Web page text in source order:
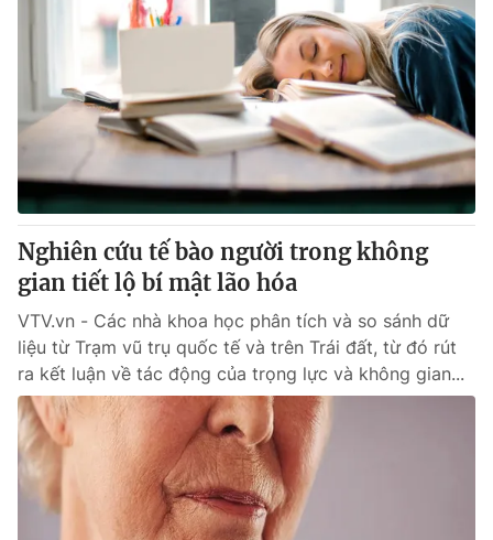
Giải sao mai
Chất lượng cuộc sống
Giáo dục
Học trực tuyến
Công nghệ
Hitech Công nghệ tương lai
Sản phẩm
Thị trường
Tư vấn
Giao lưu trực tuyến
Lịch phát sóng
Chuyên mục khác
Emagazine Podcast
Photo Infographic
Video Shorts video
VTV Money VTV Thể thao
Nghiên cứu tế bào người trong không
gian tiết lộ bí mật lão hóa
VTV.vn - Các nhà khoa học phân tích và so sánh dữ
liệu từ Trạm vũ trụ quốc tế và trên Trái đất, từ đó rút
ra kết luận về tác động của trọng lực và không gian...